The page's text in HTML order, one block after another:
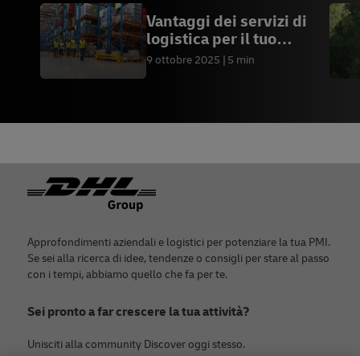
Vantaggi dei servizi di
logistica per il tuo
eCommerce
9 ottobre 2025 5 min
Piè di pagina
Approfondimenti aziendali e logistici per potenziare la tua PMI.
Se sei alla ricerca di idee, tendenze o consigli per stare al passo
con i tempi, abbiamo quello che fa per te.
Sei pronto a far crescere la tua attività?
Unisciti alla community Discover oggi stesso.